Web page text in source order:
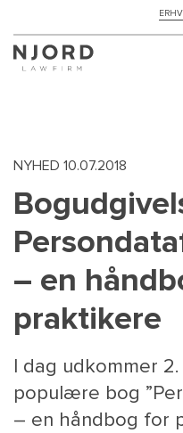
TOP
MENU
NYHED 10.07.2018
– en
praktikere
I dag udkommer
populære bog
– en håndbog for